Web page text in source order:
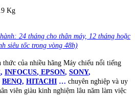
Kg
24 tháng cho thân máy, 12 tháng hoặc
siêu tốc trong vòng 48h)
của nhiều hãng Máy chiếu nổi tiếng
, INFOCUS, EPSON, SONY,
BENQ, HITACHI … chuyên nghiệp và uy
viên giàu kinh nghiệm lâu năm làm việc